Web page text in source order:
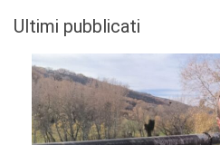
Ultimi pubblicati